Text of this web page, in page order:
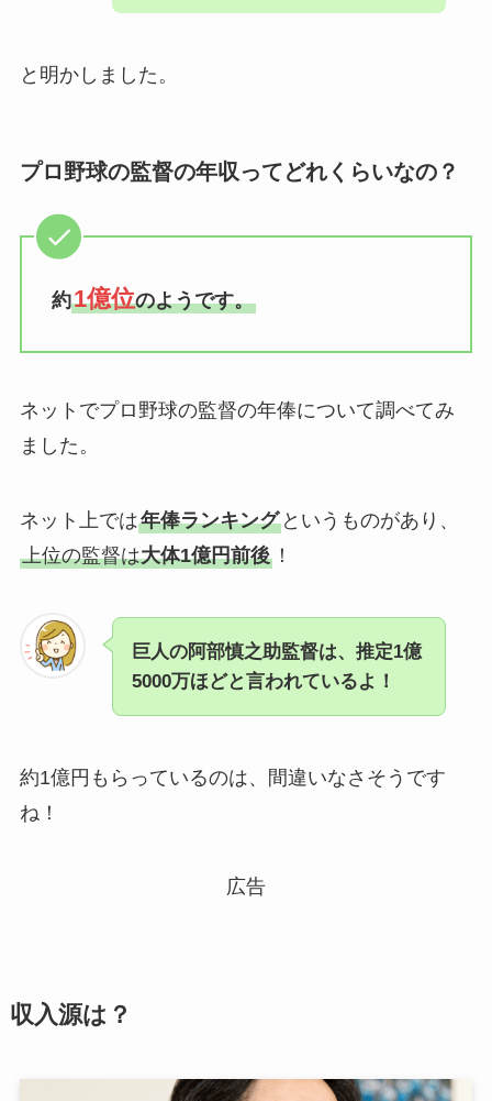
と明かしました。
プロ野球の監督の年収ってどれくらいなの？
約1億位のようです。
ネットでプロ野球の監督の年俸について調べてみ
ました。
ネット上では年俸ランキングというものがあり、
上位の監督は大体1億円前後！
巨人の阿部慎之助監督は、推定1億
5000万ほどと言われているよ！
約1億円もらっているのは、間違いなさそうです
ね！
広告
収入源は？